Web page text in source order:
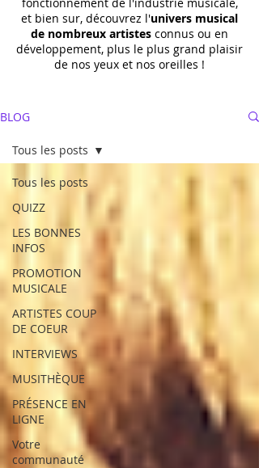
et bien sur, découvrez l'univers musical
de nombreux artistes connus ou en
développement, plus le plus grand plaisir
de nos yeux et nos oreilles !
BLOG
Tous les posts
QUIZZ
LES BONNES
INFOS
PROMOTION
MUSICALE
ARTISTES COUP
DE COEUR
INTERVIEWS
MUSITHÈQUE
PRÉSENCE EN
LIGNE
Votre
communauté
Tous les posts